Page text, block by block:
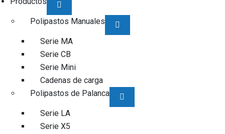
Polipastos Manuales
Serie MA
Serie CB
Serie Mini
Cadenas de carga
Polipastos de Palanca
Serie LA
Serie X5